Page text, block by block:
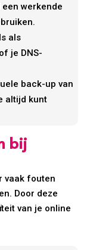
werkende
als
je DNS-
back-up van
altijd kunt
bij
vaak fouten
Door deze
van je online